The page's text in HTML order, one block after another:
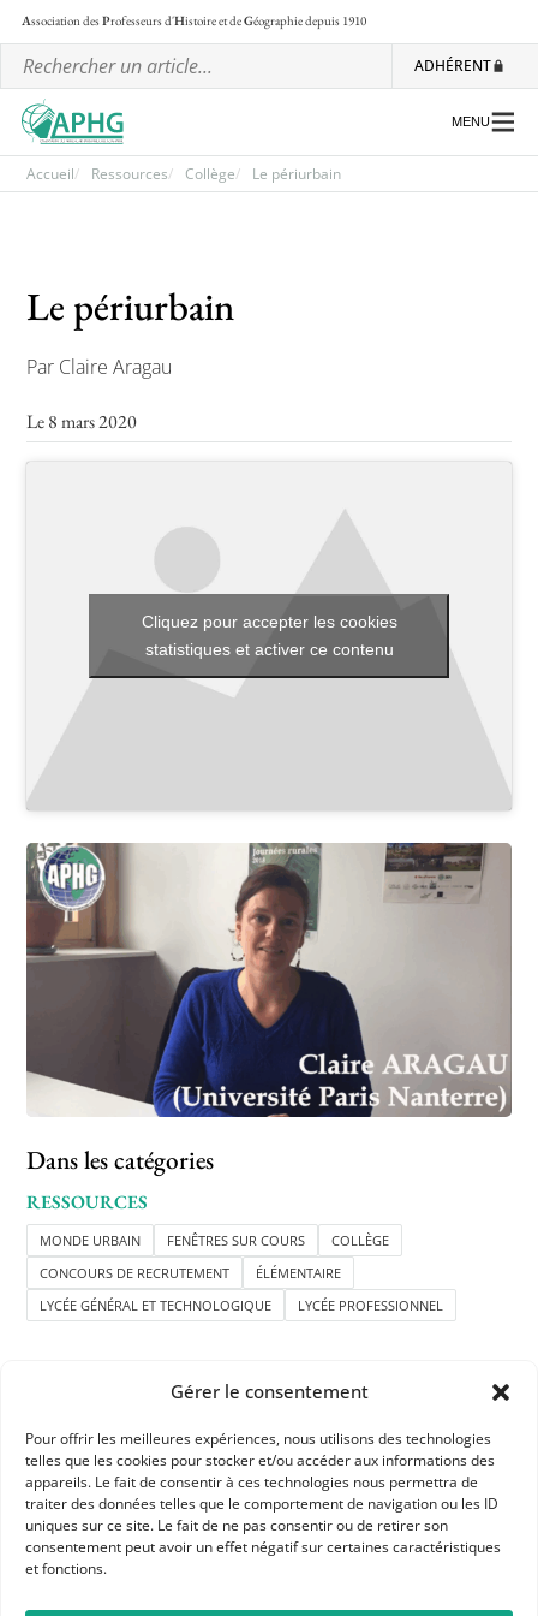
Gérer le consentement
Pour offrir les meilleures expériences, nous utilisons des technologies
telles que les cookies pour stocker et/ou accéder aux informations des
appareils. Le fait de consentir à ces technologies nous permettra de
traiter des données telles que le comportement de navigation ou les ID
uniques sur ce site. Le fait de ne pas consentir ou de retirer son
consentement peut avoir un effet négatif sur certaines caractéristiques
et fonctions.
Association desProfesseurs d'Histoire et deGéographiedepuis 1910
ADHÉRENT
Les régionales
Communiqués et motions
Lettre d’information de l’APHG
Toutes les actualités
Les rendez-vous de l’APHG
Conférences, tables rondes
Critique d’ouvrages publiés
Culture
MENU
Accueil Ressources Collège Le périurbain
Le périurbain
Par Claire Aragau
Le 8 mars 2020
Cliquez pour accepter les cookies
statistiques et activer ce contenu
Dans les catégories
RESSOURCES
MONDE URBAIN FENÊTRES SUR COURS
COLLÈGE
CONCOURS DE RECRUTEMENT
ÉLÉMENTAIRE
LYCÉE GÉNÉRAL ET TECHNOLOGIQUE
LYCÉE PROFESSIONNEL
APHG
Association des professeurs d'histoire et géographie